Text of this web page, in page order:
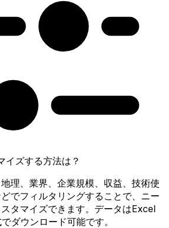
イズする方法は？
理、業界、企業規模、収益、技術使
でフィルタリングすることで、ニー
タマイズできます。データはExcel
ダウンロード可能です。